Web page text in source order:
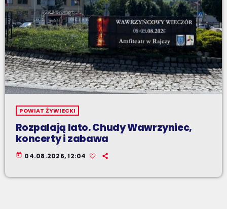
POWIAT ŻYWIECKI
Rozpalają lato. Chudy Wawrzyniec,
koncerty i zabawa
today 04.08.2026, 12:04